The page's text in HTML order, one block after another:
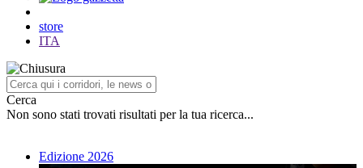
store
ITA
Cerca
Non sono stati trovati risultati per la tua ricerca...
Edizione 2026